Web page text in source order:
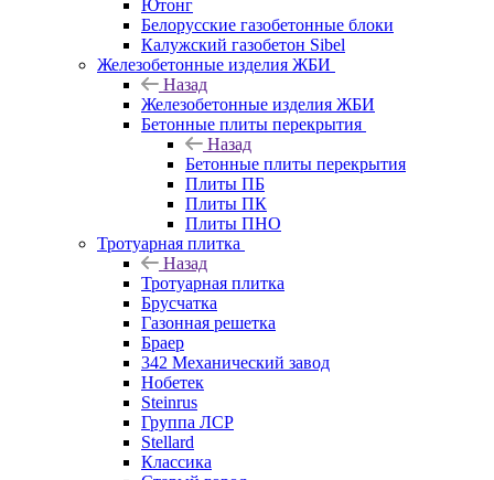
Ютонг
Белорусские газобетонные блоки
Калужский газобетон Sibel
Железобетонные изделия ЖБИ
Назад
Железобетонные изделия ЖБИ
Бетонные плиты перекрытия
Назад
Бетонные плиты перекрытия
Плиты ПБ
Плиты ПК
Плиты ПНО
Тротуарная плитка
Назад
Тротуарная плитка
Брусчатка
Газонная решетка
Браер
342 Механический завод
Нобетек
Steinrus
Группа ЛСР
Stellard
Классика